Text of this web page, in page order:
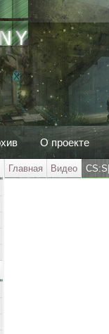
О проекте
Главная Видео